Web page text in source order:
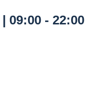
09:00 - 22:00